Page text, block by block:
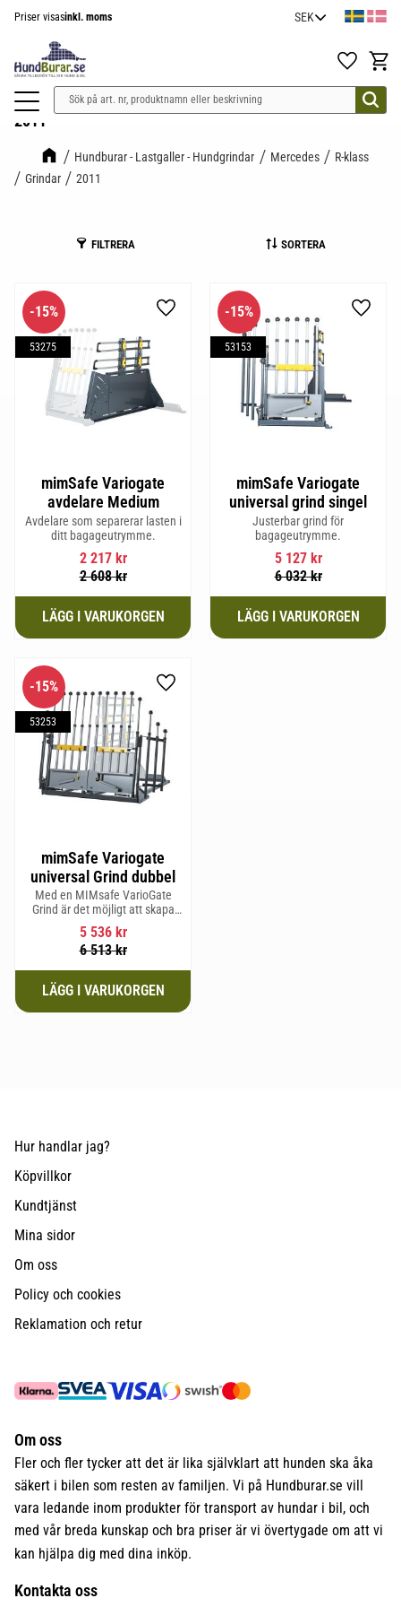
Priser visasinkl. moms
Favoriter
2011
Hundburar - Lastgaller - Hundgrindar Mercedes
R-klass
Grindar
2011
FILTRERA SORTERA
mimSafe Variogate
avdelare Medium
Avdelare som separerar lasten i
ditt bagageutrymme.
2 217kr
2 608kr
15%
53275
Lägg till i favoriter
mimSafe Variogate
universal grind singel
Justerbar grind för
bagageutrymme.
5 127kr
6 032kr
15%
53153
Lägg
mimSafe Variogate
universal Grind dubbel
Med en MIMsafe VarioGate
Grind är det möjligt att skapa
ett inhägnat område i hela
bagageutrymmet som kan
användas för transport av
hundar eller last
5 536kr
6 513kr
15%
53253
Lägg till i favoriter
Hur handlar jag?
Köpvillkor
Kundtjänst
Mina sidor
Om oss
Policy och cookies
Reklamation och retur
Om oss
Fler och fler tycker att det är lika självklart att hunden ska åka
säkert i bilen som resten av familjen. Vi på Hundburar.se vill
vara ledande inom produkter för transport av hundar i bil, och
med vår breda kunskap och bra priser är vi övertygade om att vi
kan hjälpa dig med dina inköp.
Kontakta oss